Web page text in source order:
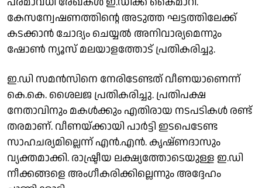
കേസന്വേഷണത്തിൻ്റെ അടുത്ത ഘട്ടത്തിലേക്ക്
കടക്കാൻ ചോദ്യം ചെയ്യൽ അനിവാര്യമെന്നും
ഷോൺ ന്യൂസ് മലയാളത്തോട് പ്രതികരിച്ചു.
ഇ.ഡി സമൻസിനെ നേരിടേണ്ടത് വീണയാണെന്ന്
കെ.കെ. ശൈലജ പ്രതികരിച്ചു. പ്രതിപക്ഷ
നേതാവിനും മകൾക്കും എതിരായ നടപടികൾ രണ്ട്
തരമാണ്. വീണയ്ക്കായി പാർട്ടി ഇടപെടേണ്ട
സാഹചര്യമില്ലെന്ന് എൻ.എൻ. കൃഷ്ണദാസും
വ്യക്തമാക്കി. രാഷ്ട്രീയ ലക്ഷ്യത്തോടെയുള്ള ഇ.ഡി
നീക്കങ്ങളെ അംഗീകരിക്കില്ലെന്നും അദ്ദേഹം